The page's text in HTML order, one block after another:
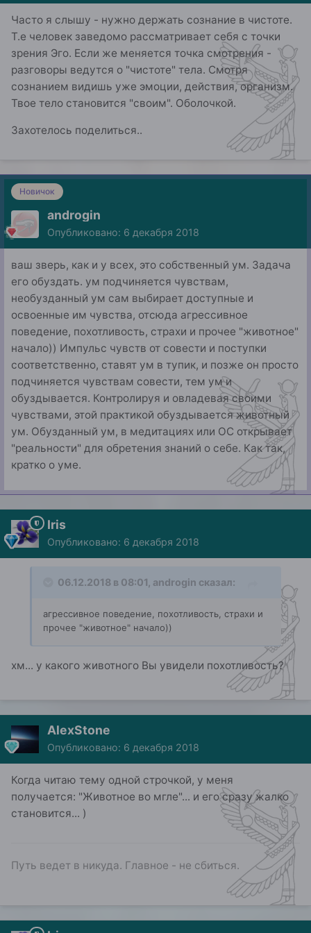
"поставляют" тренировочные ситуации.
Вряд-ли инстинкт уйдет. Изменится форма его
проявления.
Часто я слышу - нужно держать сознание в чистоте.
Т.е человек заведомо рассматривает себя с точки
зрения Эго. Если же меняется точка смотрения -
разговоры ведутся о "чистоте" тела. Смотря
сознанием видишь уже эмоции, действия, организм.
Твое тело становится "своим". Оболочкой.
Захотелось поделиться..
Новичок
androgin
Опубликовано: 6 декабря 2018
ваш зверь, как и у всех, это собственный ум. Задача
его обуздать. ум подчиняется чувствам,
необузданный ум сам выбирает доступные и
освоенные им чувства, отсюда агрессивное
поведение, похотливость, страхи и прочее "животное"
начало)) Импульс чувств от совести и поступки
соответственно, ставят ум в тупик, и позже он просто
подчиняется чувствам совести, тем ум и
обуздывается. Контролируя и овладевая своими
чувствами, этой практикой обуздывается животный
ум. Обузданный ум, в медитациях или ОС открывает
"реальности" для обретения знаний о себе. Как так,
кратко о уме.
Iris
Опубликовано: 6 декабря 2018
06.12.2018 в 08:01, androgin сказал:
агрессивное поведение, похотливость, страхи и
прочее "животное" начало))
хм... у какого животного Вы увидели похотливость?
AlexStone
Опубликовано: 6 декабря 2018
Когда читаю тему одной строчкой, у меня
получается: "Животное во мгле"... и его сразу жалко
становится... )
Путь ведет в никуда. Главное - не сбиться.